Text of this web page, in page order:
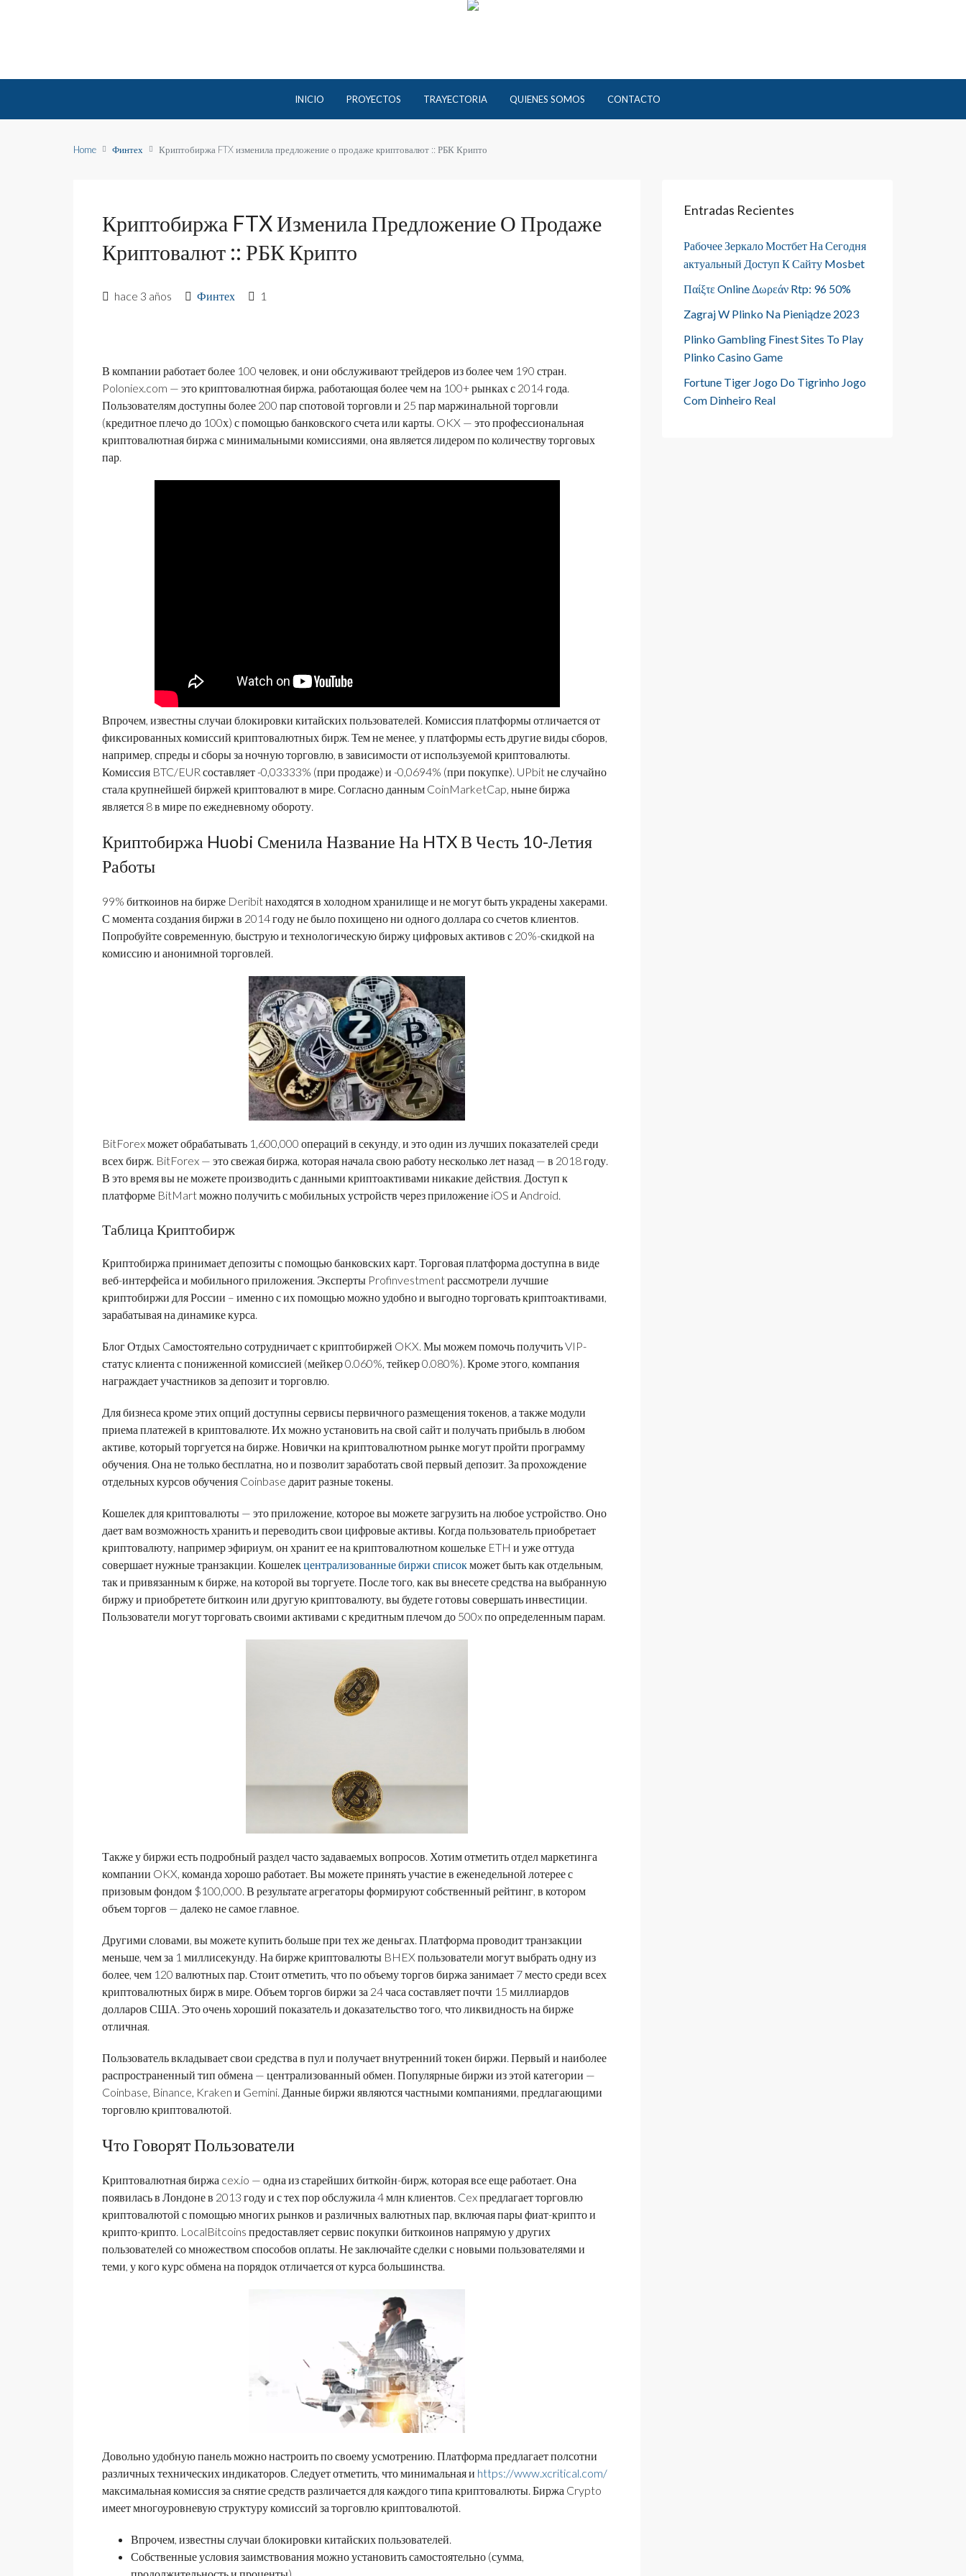
INICIO PROYECTOS TRAYECTORIA QUIENES SOMOS CONTACTO
Home Финтех Криптобиржа FTX изменила предложение о продаже криптовалют :: РБК Крипто
Криптобиржа FTX Изменила Предложение О Продаже
Криптовалют :: РБК Крипто
hace 3 años Финтех 1
В компании работает более 100 человек, и они обслуживают трейдеров из более чем 190 стран.
Poloniex.com — это криптовалютная биржа, работающая более чем на 100+ рынках с 2014 года.
Пользователям доступны более 200 пар спотовой торговли и 25 пар маржинальной торговли
(кредитное плечо до 100х) с помощью банковского счета или карты. OKX — это профессиональная
криптовалютная биржа с минимальными комиссиями, она является лидером по количеству торговых
пар.
Впрочем, известны случаи блокировки китайских пользователей. Комиссия платформы отличается от
фиксированных комиссий криптовалютных бирж. Тем не менее, у платформы есть другие виды сборов,
например, спреды и сборы за ночную торговлю, в зависимости от используемой криптовалюты.
Комиссия BTC/EUR составляет -0,03333% (при продаже) и -0,0694% (при покупке). UPbit не случайно
стала крупнейшей биржей криптовалют в мире. Согласно данным CoinMarketCap, ныне биржа
является 8 в мире по ежедневному обороту.
Криптобиржа Huobi Сменила Название На HTX В Честь 10-Летия
Работы
99% биткоинов на бирже Deribit находятся в холодном хранилище и не могут быть украдены хакерами.
С момента создания биржи в 2014 году не было похищено ни одного доллара со счетов клиентов.
Попробуйте современную, быструю и технологическую биржу цифровых активов с 20%-скидкой на
комиссию и анонимной торговлей.
BitForex может обрабатывать 1,600,000 операций в секунду, и это один из лучших показателей среди
всех бирж. BitForex — это свежая биржа, которая начала свою работу несколько лет назад — в 2018 году.
В это время вы не можете производить с данными криптоактивами никакие действия. Доступ к
платформе BitMart можно получить с мобильных устройств через приложение iOS и Android.
Таблица Криптобирж
Криптобиржа принимает депозиты с помощью банковских карт. Торговая платформа доступна в виде
веб-интерфейса и мобильного приложения. Эксперты Profinvestment рассмотрели лучшие
криптобиржи для России – именно с их помощью можно удобно и выгодно торговать криптоактивами,
зарабатывая на динамике курса.
Блог Отдых Cамостоятельно сотрудничает с криптобиржей OKX. Мы можем помочь получить VIP-
статус клиента с пониженной комиссией (мейкер 0.060%, тейкер 0.080%). Кроме этого, компания
награждает участников за депозит и торговлю.
Для бизнеса кроме этих опций доступны сервисы первичного размещения токенов, а также модули
приема платежей в криптовалюте. Их можно установить на свой сайт и получать прибыль в любом
активе, который торгуется на бирже. Новички на криптовалютном рынке могут пройти программу
обучения. Она не только бесплатна, но и позволит заработать свой первый депозит. За прохождение
отдельных курсов обучения Coinbase дарит разные токены.
Кошелек для криптовалюты — это приложение, которое вы можете загрузить на любое устройство. Оно
дает вам возможность хранить и переводить свои цифровые активы. Когда пользователь приобретает
криптовалюту, например эфириум, он хранит ее на криптовалютном кошельке ETH и уже оттуда
совершает нужные транзакции. Кошелекцентрализованные биржи списокможет быть как отдельным,
так и привязанным к бирже, на которой вы торгуете. После того, как вы внесете средства на выбранную
биржу и приобретете биткоин или другую криптовалюту, вы будете готовы совершать инвестиции.
Пользователи могут торговать своими активами с кредитным плечом до 500x по определенным парам.
Также у биржи есть подробный раздел часто задаваемых вопросов. Хотим отметить отдел маркетинга
компании OKX, команда хорошо работает. Вы можете принять участие в еженедельной лотерее с
призовым фондом $100,000. В результате агрегаторы формируют собственный рейтинг, в котором
объем торгов — далеко не самое главное.
Другими словами, вы можете купить больше при тех же деньгах. Платформа проводит транзакции
меньше, чем за 1 миллисекунду. На бирже криптовалюты BHEX пользователи могут выбрать одну из
более, чем 120 валютных пар. Стоит отметить, что по объему торгов биржа занимает 7 место среди всех
криптовалютных бирж в мире. Объем торгов биржи за 24 часа составляет почти 15 миллиардов
долларов США. Это очень хороший показатель и доказательство того, что ликвидность на бирже
отличная.
Пользователь вкладывает свои средства в пул и получает внутренний токен биржи. Первый и наиболее
распространенный тип обмена — централизованный обмен. Популярные биржи из этой категории —
Coinbase, Binance, Kraken и Gemini. Данные биржи являются частными компаниями, предлагающими
торговлю криптовалютой.
Что Говорят Пользователи
Криптовалютная биржа cex.io — одна из старейших биткойн-бирж, которая все еще работает. Она
появилась в Лондоне в 2013 году и с тех пор обслужила 4 млн клиентов. Cex предлагает торговлю
криптовалютой с помощью многих рынков и различных валютных пар, включая пары фиат-крипто и
крипто-крипто. LocalBitcoins предоставляет сервис покупки биткоинов напрямую у других
пользователей со множеством способов оплаты. Не заключайте сделки с новыми пользователями и
теми, у кого курс обмена на порядок отличается от курса большинства.
Довольно удобную панель можно настроить по своему усмотрению. Платформа предлагает полсотни
различных технических индикаторов. Следует отметить, что минимальная и https://www.xcritical.com/
максимальная комиссия за снятие средств различается для каждого типа криптовалюты. Биржа Crypto
имеет многоуровневую структуру комиссий за торговлю криптовалютой.
Впрочем, известны случаи блокировки китайских пользователей.
Собственные условия заимствования можно установить самостоятельно (сумма,
Entradas Recientes
Рабочее Зеркало Мостбет На Сегодня
актуальный Доступ К Сайту Mosbet
Παίξτε Online Δωρεάν Rtp: 96 50%
Zagraj W Plinko Na Pieniądze 2023
Plinko Gambling Finest Sites To Play
Plinko Casino Game
Fortune Tiger Jogo Do Tigrinho Jogo
Com Dinheiro Real